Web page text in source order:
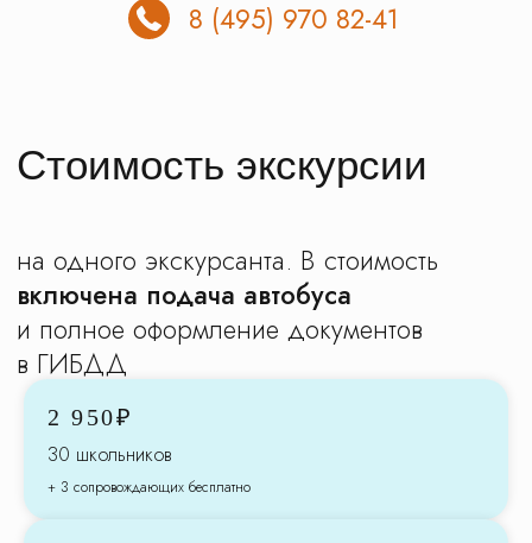
2 950₽
30 школьников
+ 3 сопровождающих бесплатно